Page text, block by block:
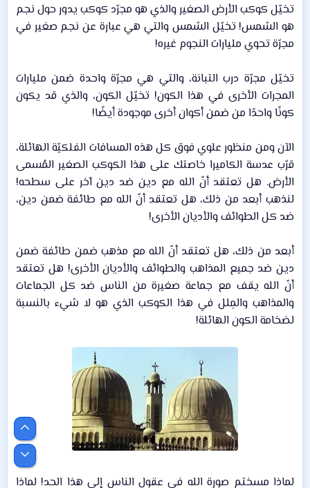
تخيّل كوكب الأرض الصغير والذي هو مجرّد كوكب يدور حول نجم
هو الشمس! تخيّل الشمس والتي هي عبارة عن نجم صغير في
مجرّة تحوي مليارات النجوم غيره!​
تخيّل مجرّة درب التبانة، والتي هي مجرّة واحدة ضمن مليارات
المجرات الأخرى في هذا الكون! تخيّل الكون، والذي قد يكون
كونًا واحدًا من ضمن أكوان أخرى موجودة أيضًا!​
الآن ومن منظور علوي فوق كل هذه المسافات الفلكيّة الهائلة،
قرّب عدسة الكاميرا خاصتك على هذا الكوكب الصغير المُسمى
الأرض. هل تعتقد أنّ الله مع دين ضد دين آخر على سطحه!
لنذهب أبعد من ذلك، هل تعتقد أنّ الله مع طائفة ضمن دين،
ضد كل الطوائف والأديان الأخرى!​
أبعد من ذلك، هل تعتقد أنّ الله مع مذهب ضمن طائفة ضمن
دين ضد جميع المذاهب والطوائف والأديان الأخرى! هل تعتقد
أنّ الله يقف مع جماعة صغيرة من الناس ضد كل الجماعات
والمذاهب والمِلل في هذا الكوكب الذي هو لا شيء بالنسبة
لضخامة الكون الهائلة!​
لماذا مسختم صورة الله في عقول الناس إلى هذا الحد! لماذا